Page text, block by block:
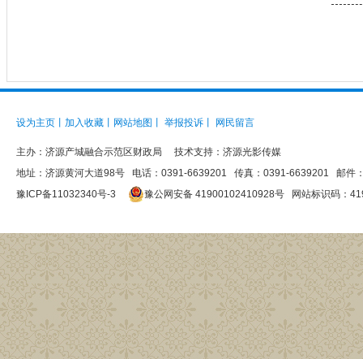
设为主页 加入收藏 网站地图 举报投诉 网民留言
主办： 济源产城融合示范区财政局 技术支持：济源光影传媒
地址：济源黄河大道98号 电话：0391-6639201 传真：0391-6639201 邮件
豫ICP备11032340号-3
豫公网安备 41900102410928号 网站标识码：